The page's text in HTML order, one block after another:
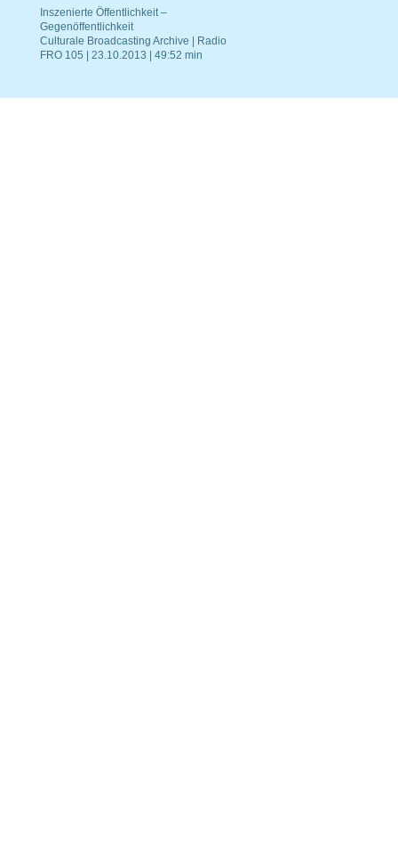
Inszenierte Öffentlichkeit –
Gegenöffentlichkeit
Culturale Broadcasting Archive | Radio
FRO 105 | 23.10.2013 | 49:52 min